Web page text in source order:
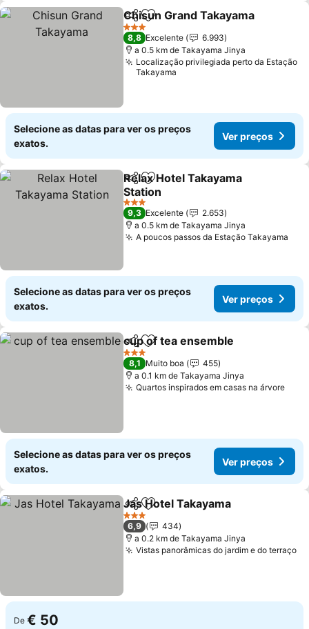
PartilharAdicionar aos favoritos
Chisun Grand Takayama
3 Estrelas
8,8 Excelente
6.993
a 0.5 km de Takayama Jinya
Localização privilegiada perto da Estação
Takayama
Selecione as datas para ver os preços
exatos.
Ver preços
PartilharAdicionar aos favoritos
Relax Hotel Takayama
Station
Ver preços
3 Estrelas
9,3 Excelente
2.653
a 0.5 km de Takayama Jinya
A poucos passos da Estação Takayama
Selecione as datas para ver os preços
exatos.
Ver preços
PartilharAdicionar aos favoritos
cup of tea ensemble
3 Estrelas
8,1 Muito boa
455
a 0.1 km de Takayama Jinya
Quartos inspirados em casas na árvoreVer
Selecione as datas para ver os preços
exatos.
Ver preços
PartilharAdicionar aos favoritos
Jas Hotel Takayama
3 Estrelas
6,9
434
a 0.2 km de Takayama Jinya
Vistas panorâmicas do jardim e do terraço
De € 50